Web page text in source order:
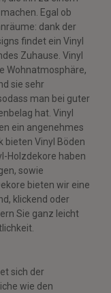
Egal ob
dank der
findet ein Vinyl
Zuhause. Vinyl
Wohnatmosphäre,
sie sehr
man bei guter
hat. Vinyl
ein angenehmes
bieten Vinyl Böden
Holzdekore haben
sowie
bieten wir eine
klickend oder
Sie ganz leicht
sich der
wie den